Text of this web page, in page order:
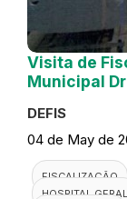
Visita de
Municipal
DEFIS
04 de May de
FISCALIZAÇÃO
HOSPITAL GERAL